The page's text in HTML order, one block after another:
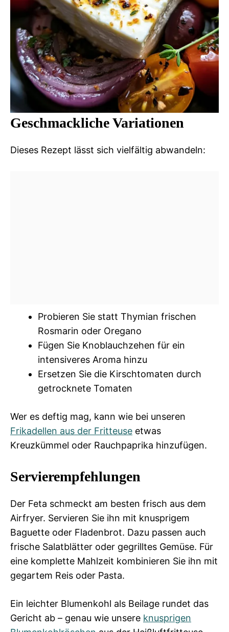
Geschmackliche Variationen
Dieses Rezept lässt sich vielfältig abwandeln:
Probieren Sie statt Thymian frischen
Rosmarin oder Oregano
Fügen Sie Knoblauchzehen für ein
intensiveres Aroma hinzu
Ersetzen Sie die Kirschtomaten durch
getrocknete Tomaten
Wer es deftig mag, kann wie bei unseren
Frikadellen aus der Fritteuse etwas
Kreuzkümmel oder Rauchpaprika hinzufügen.
Servierempfehlungen
Der Feta schmeckt am besten frisch aus dem
Airfryer. Servieren Sie ihn mit knusprigem
Baguette oder Fladenbrot. Dazu passen auch
frische Salatblätter oder gegrilltes Gemüse. Für
eine komplette Mahlzeit kombinieren Sie ihn mit
gegartem Reis oder Pasta.
Ein leichter Blumenkohl als Beilage rundet das
Gericht ab – genau wie unsere knusprigen